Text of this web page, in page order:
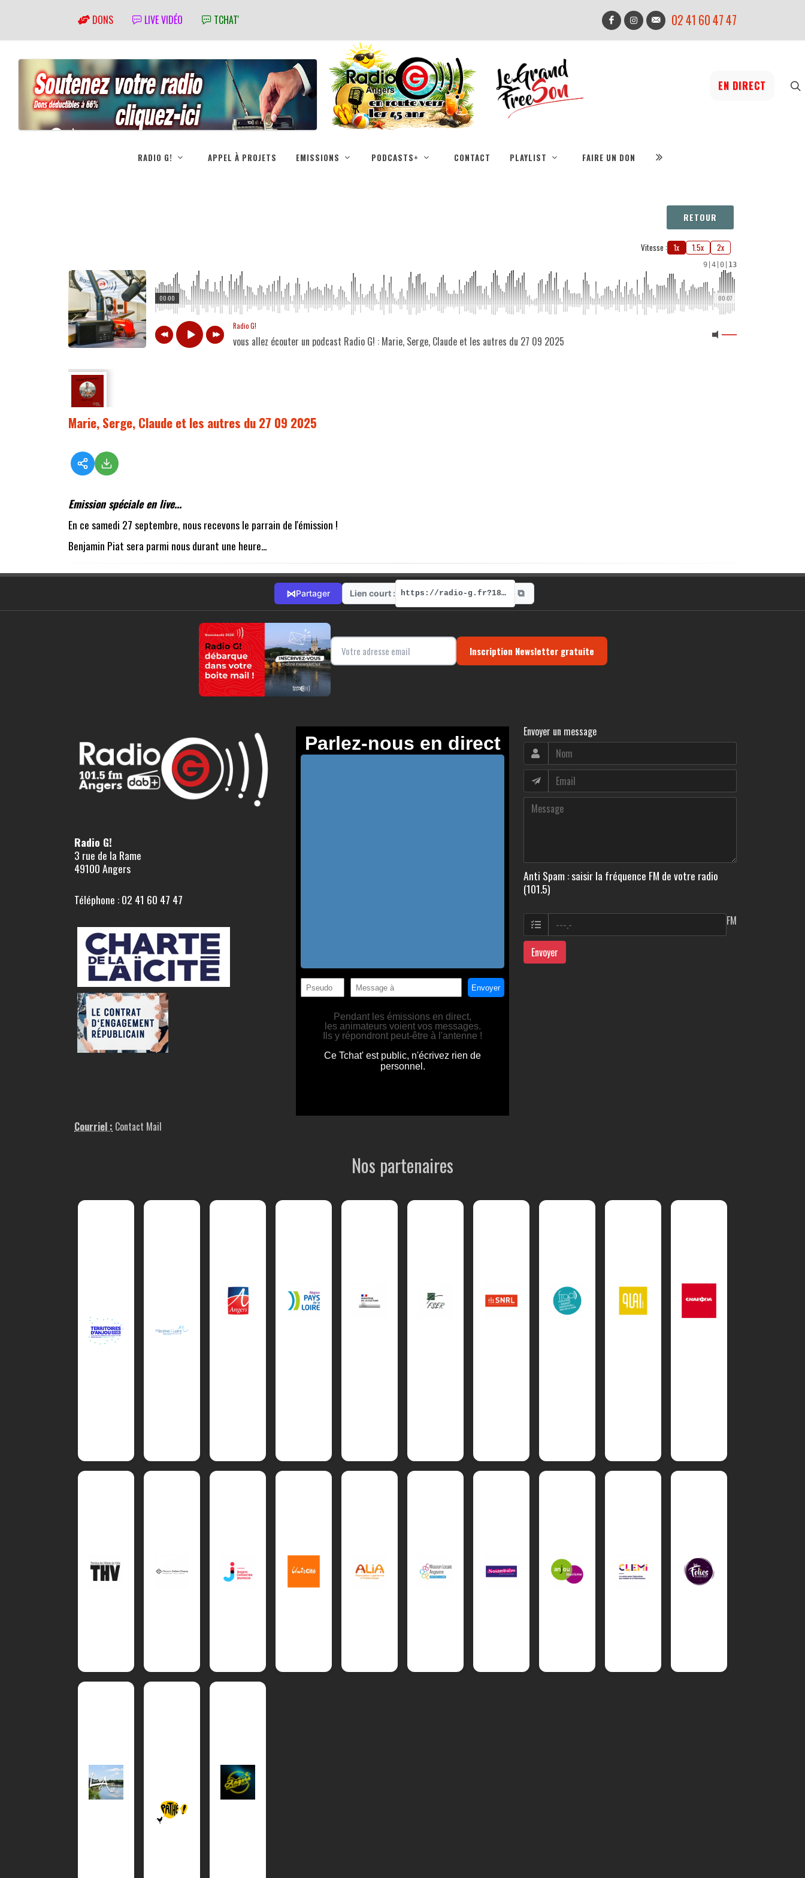
DONS LIVE VIDÉO TCHAT' 02 41 60 47 47
EN DIRECT
RADIO G! APPEL À PROJETS EMISSIONS PODCASTS+ CONTACT PLAYLIST FAIRE UN DON
RETOUR
Vitesse : 1x 1.5x 2x
9 4 0 13
00:07
00:00
Radio G!
vous allez écouter un podcast Radio G! : Marie, Serge, Claude et les autres du 27 09 2025
Marie, Serge, Claude et les autres du 27 09 2025
Emission spéciale en live...
En ce samedi 27 septembre, nous recevons le parrain de l'émission !
Benjamin Piat sera parmi nous durant une heure...
⋈Partager Lien court : https://radio-g.fr?18498 ⧉
Inscription Newsletter gratuite
Radio G!
3 rue de la Rame
49100 Angers
Téléphone : 02 41 60 47 47
Courriel : Contact Mail
Envoyer un message
Anti Spam : saisir la fréquence FM de votre radio
(101.5)
FM
Envoyer
Nos partenaires